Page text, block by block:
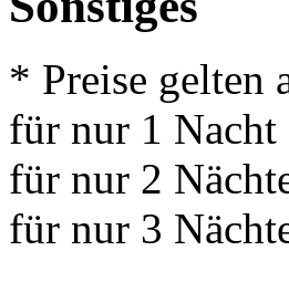
* Preise gelten
für nur 1 Nacht
für nur 2
für nur 3